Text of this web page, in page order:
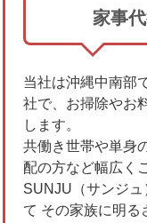
家事
当社は沖縄中南部
社で、お掃除やお
します。
共働き世帯や単身
配の方など幅広く
SUNJU（サンジ
て その家族に明る